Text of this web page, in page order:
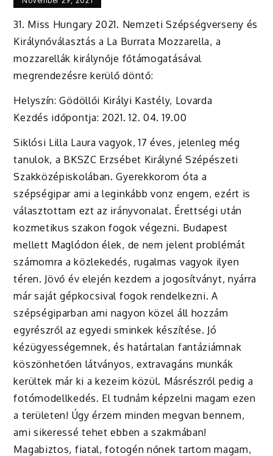
31. Miss Hungary 2021. Nemzeti Szépségverseny és
Királynőválasztás a La Burrata Mozzarella, a
mozzarellák királynője főtámogatásával
megrendezésre kerülő döntő:
Helyszín: Gödöllői Királyi Kastély, Lovarda
Kezdés időpontja: 2021. 12. 04. 19.00
Siklósi Lilla Laura vagyok, 17 éves, jelenleg még
tanulok, a BKSZC Erzsébet Királyné Szépészeti
Szakközépiskolában. Gyerekkorom óta a
szépségipar ami a leginkább vonz engem, ezért is
választottam ezt az irányvonalat. Érettségi után
kozmetikus szakon fogok végezni. Budapest
mellett Maglódon élek, de nem jelent problémát
számomra a közlekedés, rugalmas vagyok ilyen
téren. Jövő év elején kezdem a jogosítványt, nyárra
már saját gépkocsival fogok rendelkezni. A
szépségiparban ami nagyon közel áll hozzám
egyrészről az egyedi sminkek készítése. Jó
kézügyességemnek, és határtalan fantáziámnak
köszönhetően látványos, extravagáns munkák
kerültek már ki a kezeim közül. Másrészről pedig a
fotómodellkedés. El tudnám képzelni magam ezen
a területen! Úgy érzem minden megvan bennem,
ami sikeressé tehet ebben a szakmában!
Magabiztos, fiatal, fotogén nőnek tartom magam,